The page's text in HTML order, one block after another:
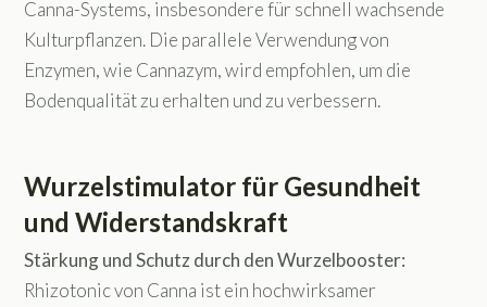
Canna-Systems, insbesondere für schnell wachsende
Kulturpflanzen. Die parallele Verwendung von
Enzymen, wie Cannazym, wird empfohlen, um die
Bodenqualität zu erhalten und zu verbessern.
Wurzelstimulator für Gesundheit
und Widerstandskraft
Stärkung und Schutz durch den Wurzelbooster:
Rhizotonic von Canna ist ein hochwirksamer